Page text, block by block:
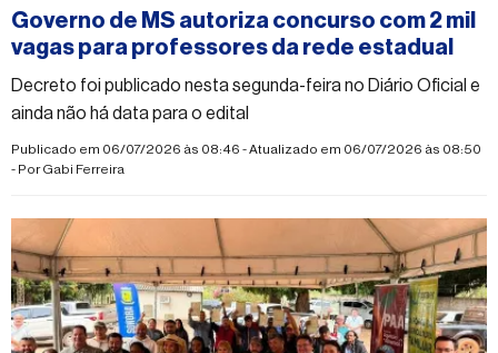
Governo de MS autoriza concurso com 2 mil
vagas para professores da rede estadual
Decreto foi publicado nesta segunda-feira no Diário Oficial e
ainda não há data para o edital
Publicado em 06/07/2026 às 08:46 - Atualizado em 06/07/2026 às 08:50
- PorGabi Ferreira